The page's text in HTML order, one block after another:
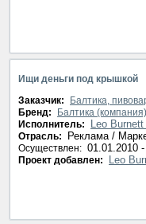
Ищи деньги под крышкой
Заказчик:
Балтика,
Бренд:
Балтика (компания)
Исполнитель:
Leo
Отрасль: Реклама /
Осуществлен: 01.01.2010
Проект добавлен: Leo